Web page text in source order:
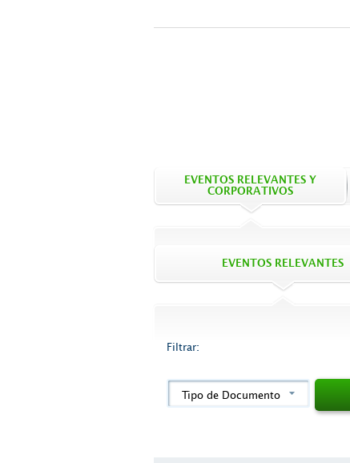
EVENTOS RELEVANTES Y
CORPORATIVOS
EVENTOS RELEVANTES
Filtrar:
Tipo de Documento